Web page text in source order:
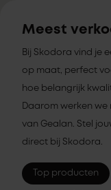
Meest
Bij Skodora vind je
op maat, perfect
hoe belangrijk
Daarom werken
van Gealan. Stel
direct bij Skodora.
Top producten